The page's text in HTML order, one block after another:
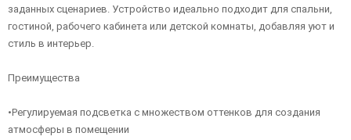
заданных сценариев. Устройство идеально подходит для спальни,
гостиной, рабочего кабинета или детской комнаты, добавляя уют и
стиль в интерьер.
Преимущества
•Регулируемая подсветка с множеством оттенков для создания
атмосферы в помещении